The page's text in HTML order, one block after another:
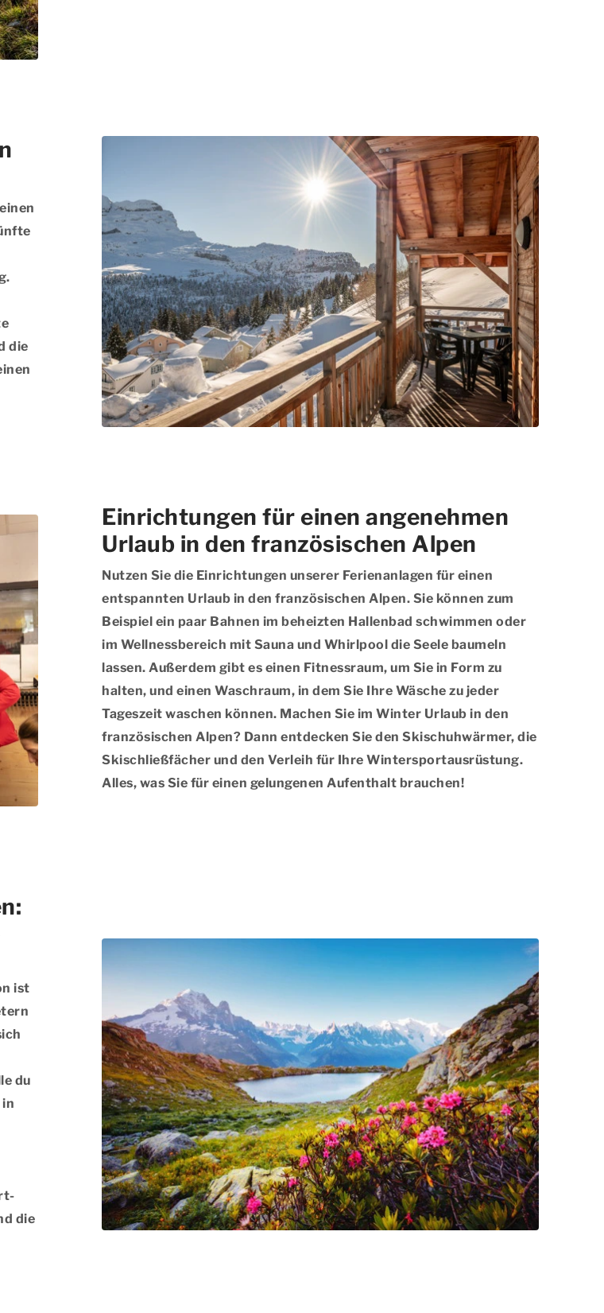
die
Einrichtungen für einen angenehmen
Urlaub in den französischen Alpen
Nutzen Sie die Einrichtungen unserer Ferienanlagen für einen
entspannten Urlaub in den französischen Alpen. Sie können zum
Beispiel ein paar Bahnen im beheizten Hallenbad schwimmen oder
im Wellnessbereich mit Sauna und Whirlpool die Seele baumeln
lassen. Außerdem gibt es einen Fitnessraum, um Sie in Form zu
halten, und einen Waschraum, in dem Sie Ihre Wäsche zu jeder
Tageszeit waschen können. Machen Sie im Winter Urlaub in den
französischen Alpen? Dann entdecken Sie den Skischuhwärmer, die
Skischließfächer und den Verleih für Ihre Wintersportausrüstung.
Alles, was Sie für einen gelungenen Aufenthalt brauchen!
ist
du
in
die